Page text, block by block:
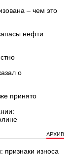
– чем это
нефти
о
принято
АРХИВ
признаки износа